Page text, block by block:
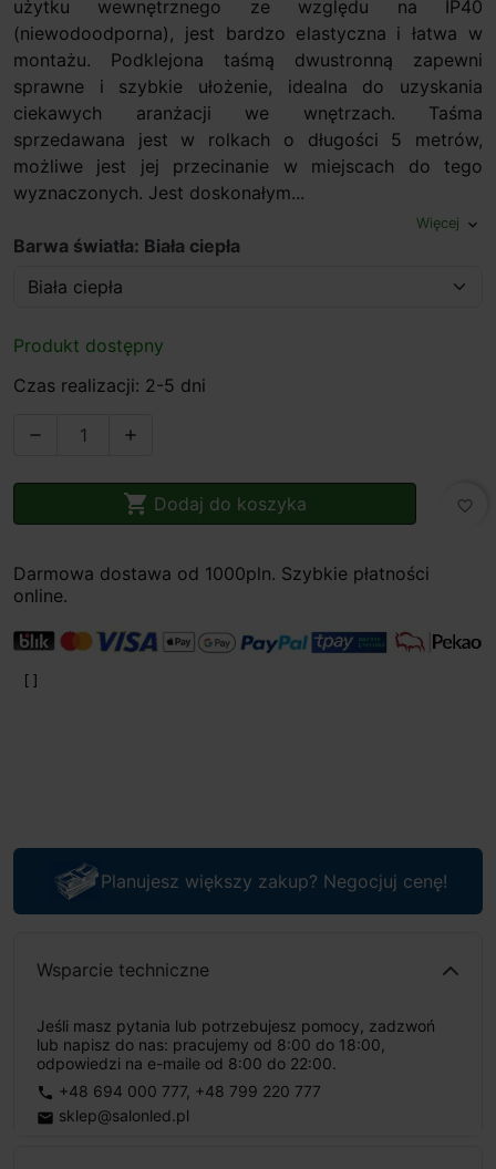
użytku wewnętrznego ze względu na IP40
(niewodoodporna), jest bardzo elastyczna i łatwa w
montażu. Podklejona taśmą dwustronną zapewni
sprawne i szybkie ułożenie, idealna do uzyskania
ciekawych aranżacji we wnętrzach. Taśma
sprzedawana jest w rolkach o długości 5 metrów,
możliwe jest jej przecinanie w miejscach do tego
wyznaczonych. Jest doskonałym...
Więcej expand_more
Barwa światła: Biała ciepła
Produkt dostępny
Czas realizacji: 2-5 dni
 
 Dodaj do koszyka favorite_border
Darmowa dostawa od 1000pln. Szybkie płatności
online.
Planujesz większy zakup? Negocjuj cenę!
Wsparcie techniczne
Jeśli masz pytania lub potrzebujesz pomocy, zadzwoń
lub napisz do nas: pracujemy od 8:00 do 18:00,
odpowiedzi na e-maile od 8:00 do 22:00.
phone +48 694 000 777, +48 799 220 777
email sklep@salonled.pl